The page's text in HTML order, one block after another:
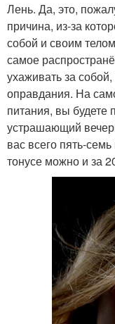
Лень. Да, это,
причина, из-за
собой и своим
самое
ухаживать за
оправдания. На
питания, вы будете
устрашающий
вас всего пять-
тонусе можно и за